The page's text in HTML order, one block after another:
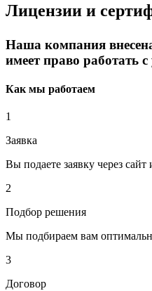
Лицензии и
Наша компания
имеет право работать
Как мы работаем
1
Заявка
Вы подаете заявку через
2
Подбор решения
Мы подбираем вам
3
Договор